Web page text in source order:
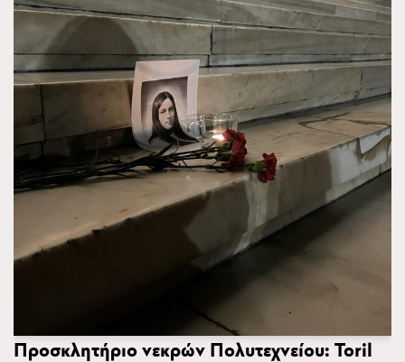
Προσκλητήριο νεκρών Πολυτεχνείου: Toril